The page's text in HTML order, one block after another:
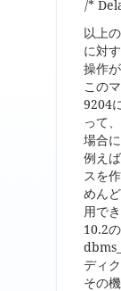
/*
以上
に対
操作
この
9204
って
場合
例え
スを
めん
用でき
10.2
ディ
その